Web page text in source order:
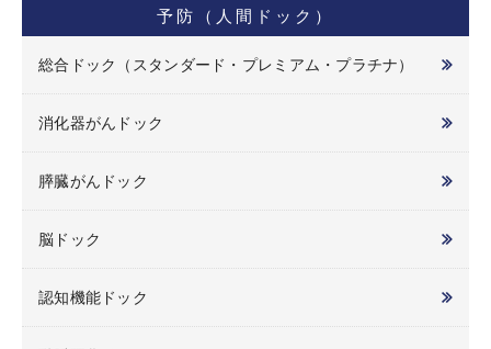
予防（人間ドック）
総合ドック（スタンダード・プレミアム・プラチナ）
消化器がんドック
膵臓がんドック
脳ドック
認知機能ドック